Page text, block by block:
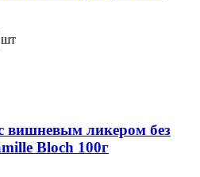
шт
ликером без
Bloch 100г